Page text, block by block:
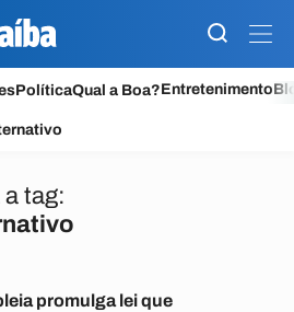
PolíticaQual a Boa?Entretenimento
tag:
promulga lei que